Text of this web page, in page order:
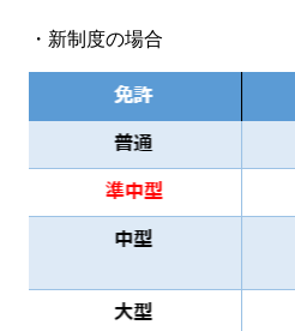
・新制度の場合